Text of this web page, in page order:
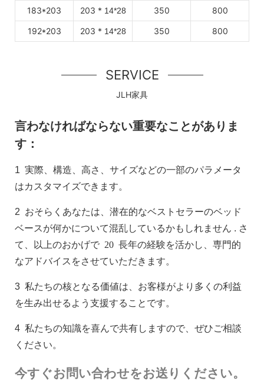
183*203 203 * 14*28 350 800
192*203 203 * 14*28 350 800
SERVICE
JLH家具
言わなければならない重要なことがありま
す：
1 実際、構造、高さ、サイズなどの一部のパラメータ
はカスタマイズできます。
2 おそらくあなたは、潜在的なベストセラーのベッド
ベースが何かについて混乱しているかもしれません . さ
て、以上のおかげで 20 長年の経験を活かし、専門的
なアドバイスをさせていただきます。
3 私たちの核となる価値は、お客様がより多くの利益
を生み出せるよう支援することです。
4 私たちの知識を喜んで共有しますので、ぜひご相談
ください。
今すぐお問い合わせをお送りください。